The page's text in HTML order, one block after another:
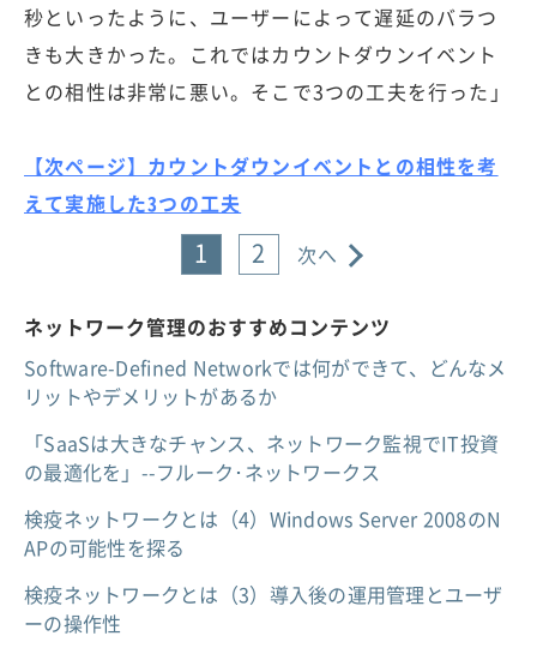
秒といったように、ユーザーによって遅延のバラつ
きも大きかった。これではカウントダウンイベント
との相性は非常に悪い。そこで3つの工夫を行った」
【次ページ】カウントダウンイベントとの相性を考
えて実施した3つの工夫
1 2 次へ
ネットワーク管理のおすすめコンテンツ
Software-Defined Networkでは何ができて、どんなメ
リットやデメリットがあるか
「SaaSは大きなチャンス、ネットワーク監視でIT投資
の最適化を」--フルーク･ネットワークス
検疫ネットワークとは（4）Windows Server 2008のN
APの可能性を探る
検疫ネットワークとは（3）導入後の運用管理とユーザ
ーの操作性